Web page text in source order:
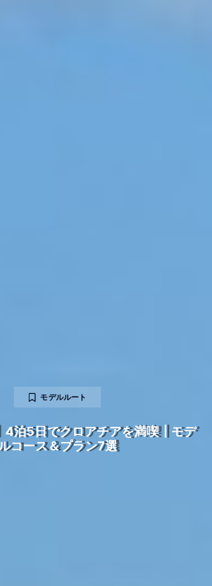
モデルルート
4泊5日でクロアチアを満喫┃モデ
ルコース＆プラン7選